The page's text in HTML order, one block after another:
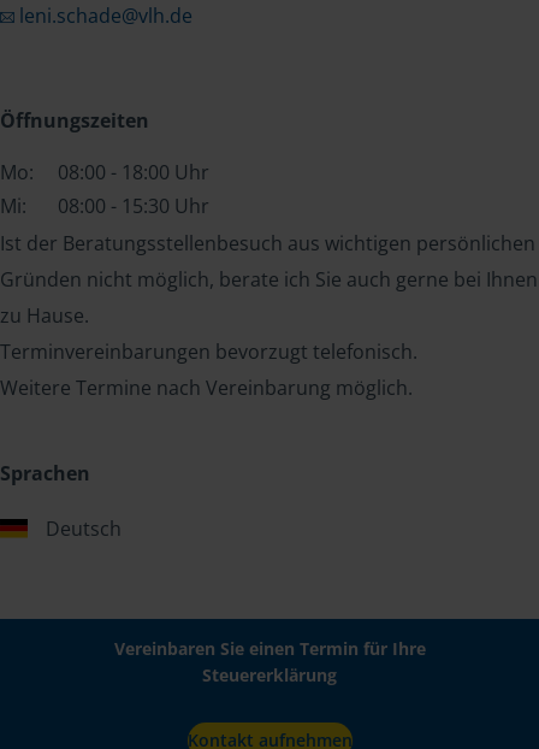
leni.schade@vlh.de
Öffnungszeiten
Mo:
08:00 - 18:00 Uhr
Mi:
08:00 - 15:30 Uhr
Ist der Beratungsstellenbesuch aus wichtigen persönlichen
Gründen nicht möglich, berate ich Sie auch gerne bei Ihnen
zu Hause.
Terminvereinbarungen bevorzugt telefonisch.
Weitere Termine nach Vereinbarung möglich.
Sprachen
Deutsch
Vereinbaren Sie einen Termin für Ihre
Steuererklärung
Kontakt aufnehmen